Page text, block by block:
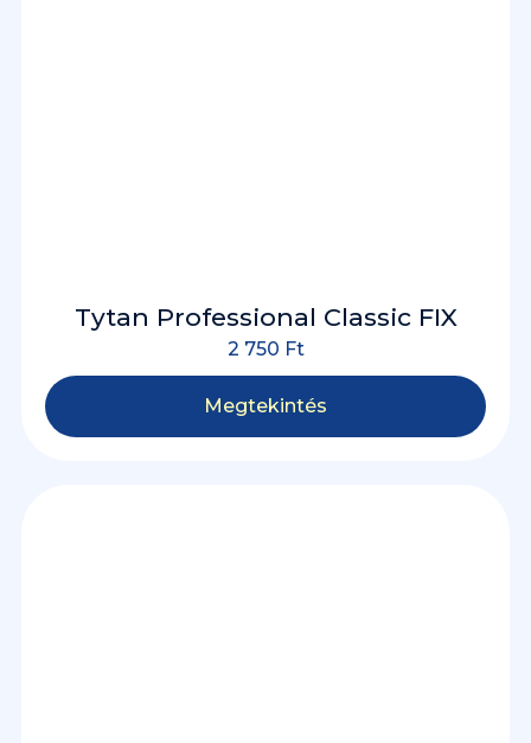
Tytan Professional Classic FIX
2 750 Ft
Megtekintés